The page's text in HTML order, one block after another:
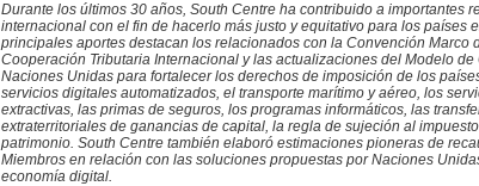
Durante los últimos 30 años, South Centre ha contribuido a importantes
internacional con el fin de hacerlo más justo y equitativo para los países
principales aportes destacan los relacionados con la Convención Marco
Cooperación Tributaria Internacional y las actualizaciones del Modelo
Naciones Unidas para fortalecer los derechos de imposición de los
servicios digitales automatizados, el transporte marítimo y aéreo, los
extractivas, las primas de seguros, los programas informáticos, las
extraterritoriales de ganancias de capital, la regla de sujeción al
patrimonio. South Centre también elaboró estimaciones pioneras de
Miembros en relación con las soluciones propuestas por Naciones
economía digital.